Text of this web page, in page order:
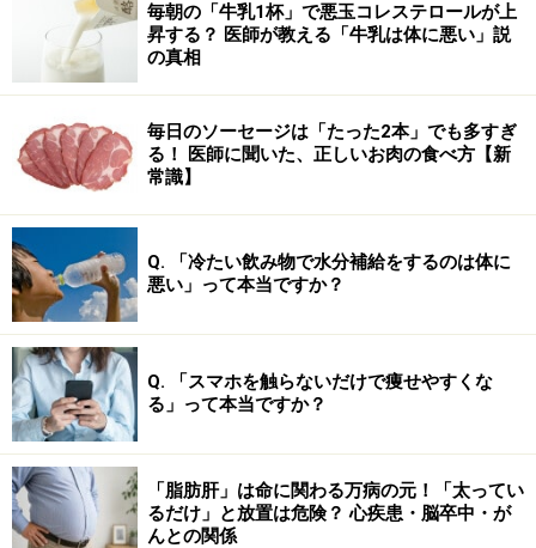
毎朝の「牛乳1杯」で悪玉コレステロールが上
昇する？ 医師が教える「牛乳は体に悪い」説
の真相
毎日のソーセージは「たった2本」でも多すぎ
る！ 医師に聞いた、正しいお肉の食べ方【新
常識】
Q. 「冷たい飲み物で水分補給をするのは体に
悪い」って本当ですか？
Q. 「スマホを触らないだけで痩せやすくな
る」って本当ですか？
「脂肪肝」は命に関わる万病の元！「太ってい
るだけ」と放置は危険？ 心疾患・脳卒中・が
んとの関係